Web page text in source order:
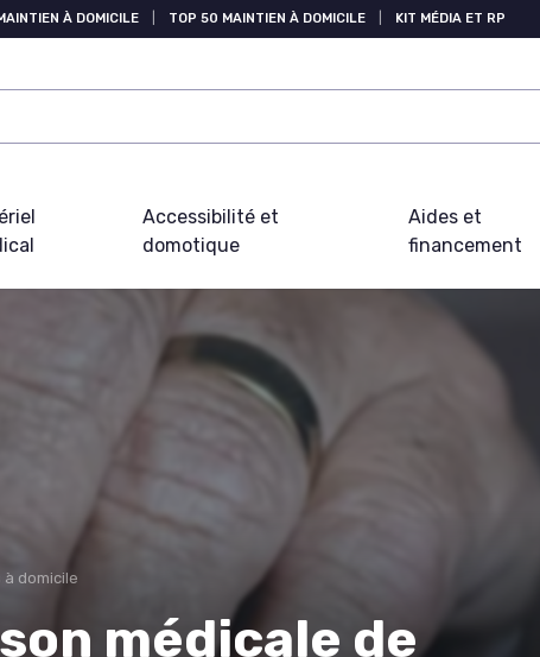
À DOMICILE TOP 50 MAINTIEN À DOMICILE KIT MÉDIA ET RP
Accessibilité et
domotique
Aides et
financement
à domicile
médicale de